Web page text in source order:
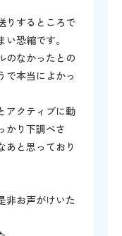
りするところで
恐縮です。
のなかったとの
で本当によかっ
アクティブに動
かり下調べさ
あと思っており
非お声がけいた